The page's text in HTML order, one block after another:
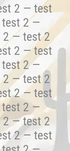
2 — test
2 —
— test 2
2 — test
2 —
— test 2
2 — test
2 —
— test 2
2 — test